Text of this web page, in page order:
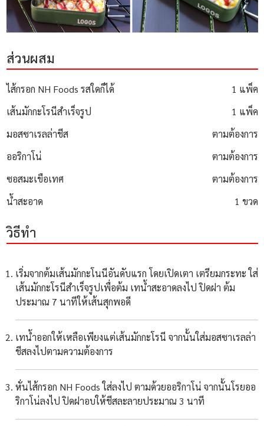
ส่วนผสม
ไส้กรอก NH Foods รสใดก็ได้
1 แพ็ค
เส้นมักกะโรนีสำเร็จรูป
1 แพ็ค
มอสซาเรลล่าชีส
ตามต้องการ
ออริกาโน่
ตามต้องการ
ซอสมะเขือเทศ
ตามต้องการ
น้ำสะอาด
1 ขวด
วิธีทำ
เริ่มจากต้มเส้นมักกะโนนีอันดับแรก โดยเปิดเตา เตรียมกระทะ ใส่
เส้นมักกะโรนีสำเร็จรูปเพื่อต้ม เทน้ำสะอาดลงไป ปิดฝา ต้ม
ประมาณ 7 นาทีให้เส้นสุกพอดี
เทน้ำออกให้เหลือเพียงแต่เส้นมักกะโรนี จากนั้นใส่มอสซาเรลล่า
ชีสลงไปตามความต้องการ
หั่นไส้กรอก NH Foods ใส่ลงไป ตามด้วยออริกาโน่ จากนั้นโรยออ
ริกาโน่ลงไป ปิดฝาอบให้ชีสละลายประมาณ 3 นาที